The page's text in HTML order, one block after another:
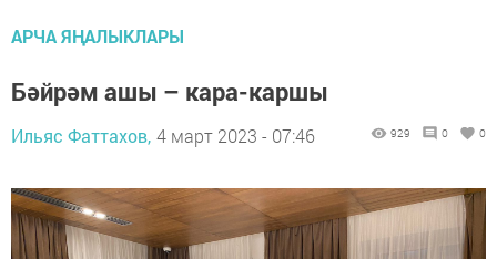
АРЧА ЯҢАЛЫКЛАРЫ
Бәйрәм ашы – кара-каршы
Ильяс Фаттахов, 4 март 2023 - 07:46 929 0 0